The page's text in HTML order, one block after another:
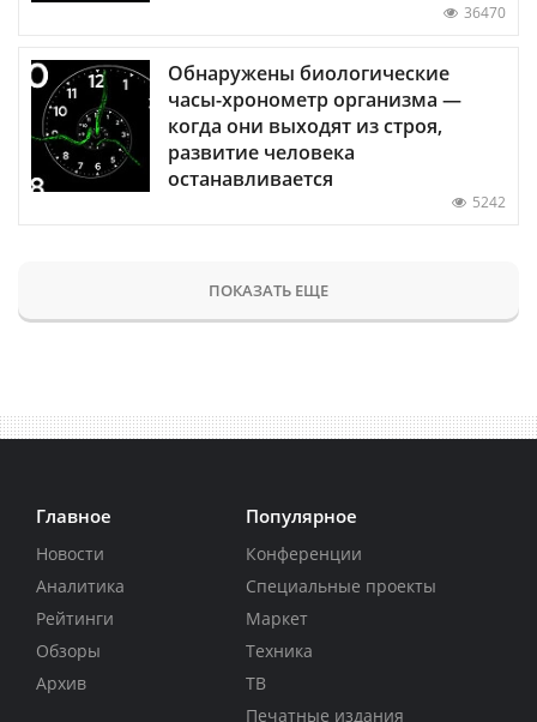
36470
Обнаружены биологические
часы-хронометр организма —
когда они выходят из строя,
развитие человека
останавливается
5242
ПОКАЗАТЬ ЕЩЕ
Главное
Новости
Аналитика
Рейтинги
Обзоры
Архив
Популярное
Конференции
Специальные проекты
Маркет
Техника
ТВ
Печатные издания